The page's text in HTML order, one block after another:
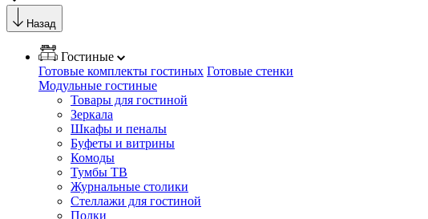
Назад
Гостиные
Готовые комплекты гостиных Готовые стенки
Модульные гостиные
Товары для гостиной
Зеркала
Шкафы и пеналы
Буфеты и витрины
Комоды
Тумбы ТВ
Журнальные столики
Стеллажи для гостиной
Полки